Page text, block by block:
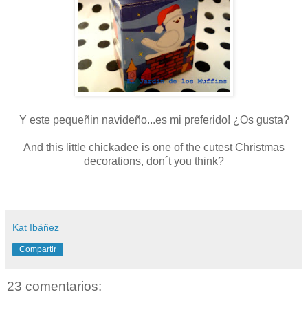
Y este pequeñin navideño...es mi preferido! ¿Os gusta?
And this little chickadee is one of the cutest Christmas
decorations, don´t you think?
Kat Ibáñez
Compartir
23 comentarios: